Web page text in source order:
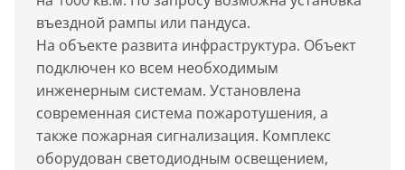
въездной рампы или пандуса.
На объекте развита инфраструктура. Объект
подключен ко всем необходимым
инженерным системам. Установлена
современная система пожаротушения, а
также пожарная сигнализация. Комплекс
оборудован светодиодным освещением,